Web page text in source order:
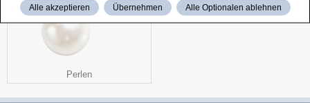
Perlen
Alle akzeptieren Übernehmen Alle Optionalen ablehnen